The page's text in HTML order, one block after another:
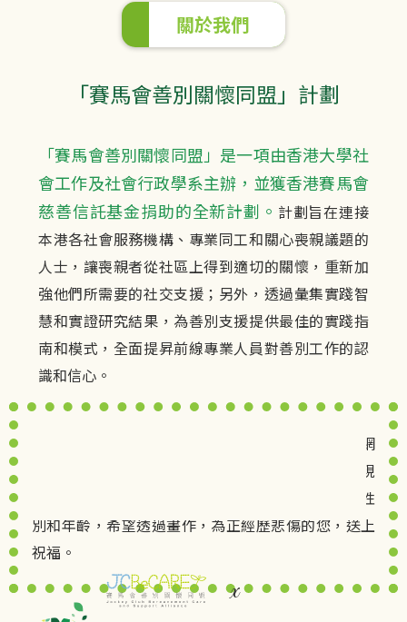
關於我們
「賽馬會善別關懷同盟」計劃
「賽馬會善別關懷同盟」是一項由香港大學社
會工作及社會行政學系主辦，並獲香港賽馬會
慈善信託基金捐助的全新計劃。 計劃旨在連接
本港各社會服務機構、專業同工和關心喪親議題的
人士，讓喪親者從社區上得到適切的關懷，重新加
強他們所需要的社交支援；另外，透過彙集實踐智
慧和實證研究結果，為善別支援提供最佳的實踐指
南和模式，全面提昇前線專業人員對善別工作的認
識和信心。
本計劃與本地著名圖文作家「香游氏」合作，為本網
站設計一系列主題人物。正經歷喪夫之痛的她，發現
身邊有不少喪親者，所以創作時，決定人物是不分性
別和年齡，希望透過畫作，為正經歷悲傷的您，送上
祝福。
x